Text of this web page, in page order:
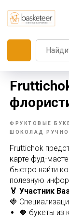
ФРУКТОВЫЕ
ШОКОЛАД
Fruttichok
карте фуд-
быстро найти
полезную
🏅 Участник
🍓
🍓 букеты из